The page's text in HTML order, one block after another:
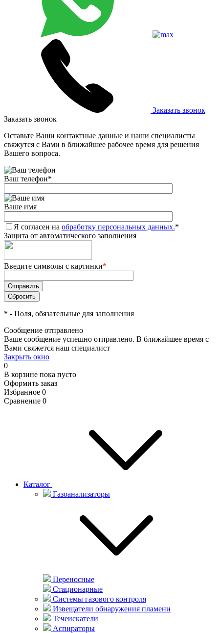
Заказать звонок
Заказать звонок
Оставьте Ваши контактные данные и наши специалисты
свяжутся с Вами в ближайшее рабочее время для решения
Вашего вопроса.
Ваш телефон*
Ваше имя
Я согласен на обработку персональных данных.*
Защита от автоматического заполнения
Введите символы с картинки*
* - Поля, обязательные для заполнения
Сообщение отправлено
Ваше сообщение успешно отправлено. В ближайшее время с
Вами свяжется наш специалист
Закрыть окно
0
В корзине пока пусто
Оформить заказ
Избранное 0
Сравнение 0
Каталог
Газоанализаторы
Переносные
Стационарные
Системы газового контроля
Извещатели обнаружения пламени
Течеискатели
Аспираторы